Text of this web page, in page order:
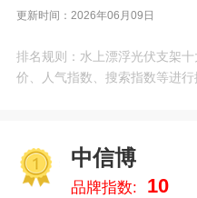
科/ATEC、金海新源/
份、迈贝特/MIBET、安
宏信建发 。我们致力于
浮光伏支架什么牌子好，
更新时间：2026年06月09日
排名规则：水上漂浮光伏支架
价、人气指数、搜索指数等进行
中信博
品牌指数: 10